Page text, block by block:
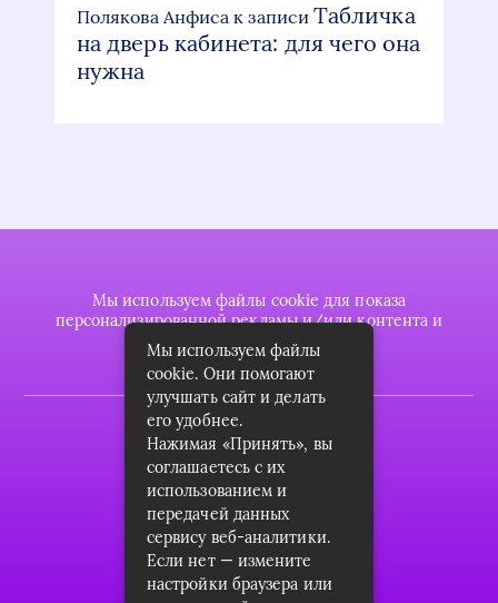
Полякова Анфиса к записиТабличка
на дверь кабинета: для чего она
нужна
Мы используем файлы cookie для показа
персонализированной рекламы и/или контента и
анализа нашего трафика.
2022 © plasttrubkomplekt.ru
Карта сайта
Контакты
О проекте
Пользовательское соглашение
Мы используем файлы
cookie. Они помогают
улучшать сайт и делать
его удобнее.
Нажимая «Принять», вы
соглашаетесь с их
использованием и
передачей данных
сервису веб-аналитики.
Если нет — измените
настройки браузера или